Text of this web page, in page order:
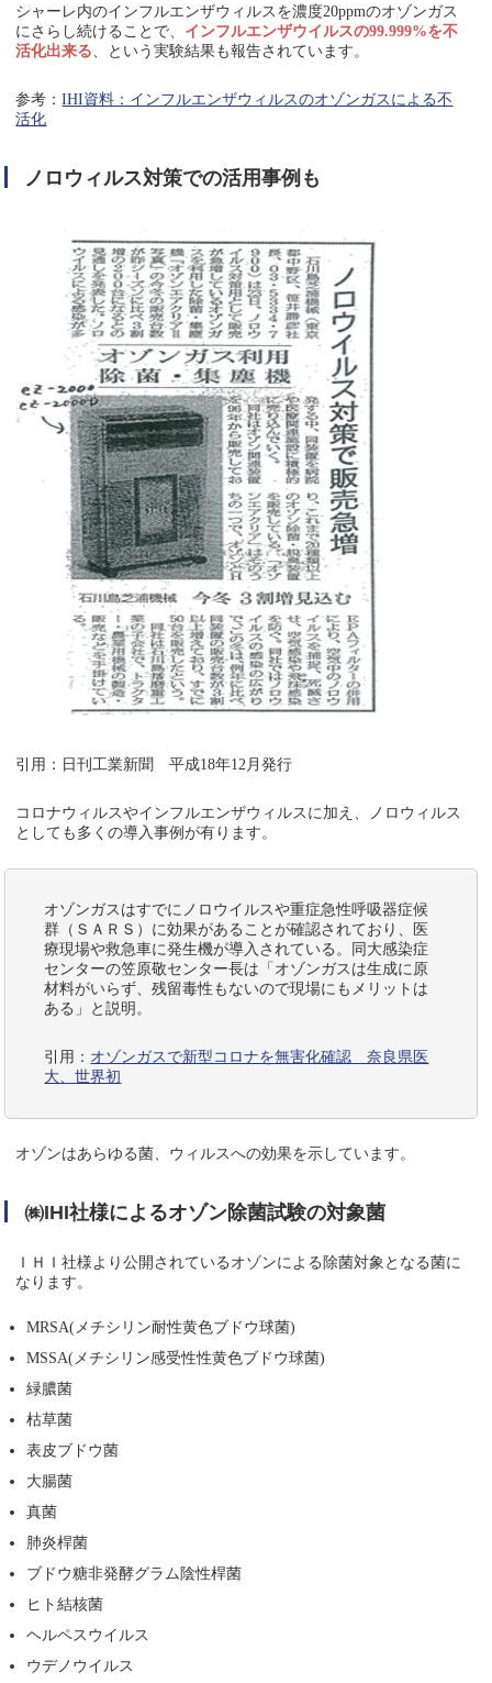
シャーレ内のインフルエンザウィルスを濃度20ppmのオゾンガス
にさらし続けることで、 インフルエンザウイルスの99.999%を不
活化出来る、という実験結果も報告されています。
参考：IHI資料：インフルエンザウィルスのオゾンガスによる不
活化
ノロウィルス対策での活用事例も
引用：日刊工業新聞 平成18年12月発行
コロナウィルスやインフルエンザウィルスに加え、ノロウィルス
としても多くの導入事例が有ります。
オゾンガスはすでにノロウイルスや重症急性呼吸器症候
群（ＳＡＲＳ）に効果があることが確認されており、医
療現場や救急車に発生機が導入されている。同大感染症
センターの笠原敬センター長は「オゾンガスは生成に原
材料がいらず、残留毒性もないので現場にもメリットは
ある」と説明。
引用： オゾンガスで新型コロナを無害化確認 奈良県医
大、世界初
オゾンはあらゆる菌、ウィルスへの効果を示しています。
㈱IHI社様によるオゾン除菌試験の対象菌
ＩＨＩ社様より公開されているオゾンによる除菌対象となる菌に
なります。
MRSA(メチシリン耐性黄色ブドウ球菌)
MSSA(メチシリン感受性性黄色ブドウ球菌)
緑膿菌
枯草菌
表皮ブドウ菌
大腸菌
真菌
肺炎桿菌
ブドウ糖非発酵グラム陰性桿菌
ヒト結核菌
ヘルペスウイルス
ウデノウイルス